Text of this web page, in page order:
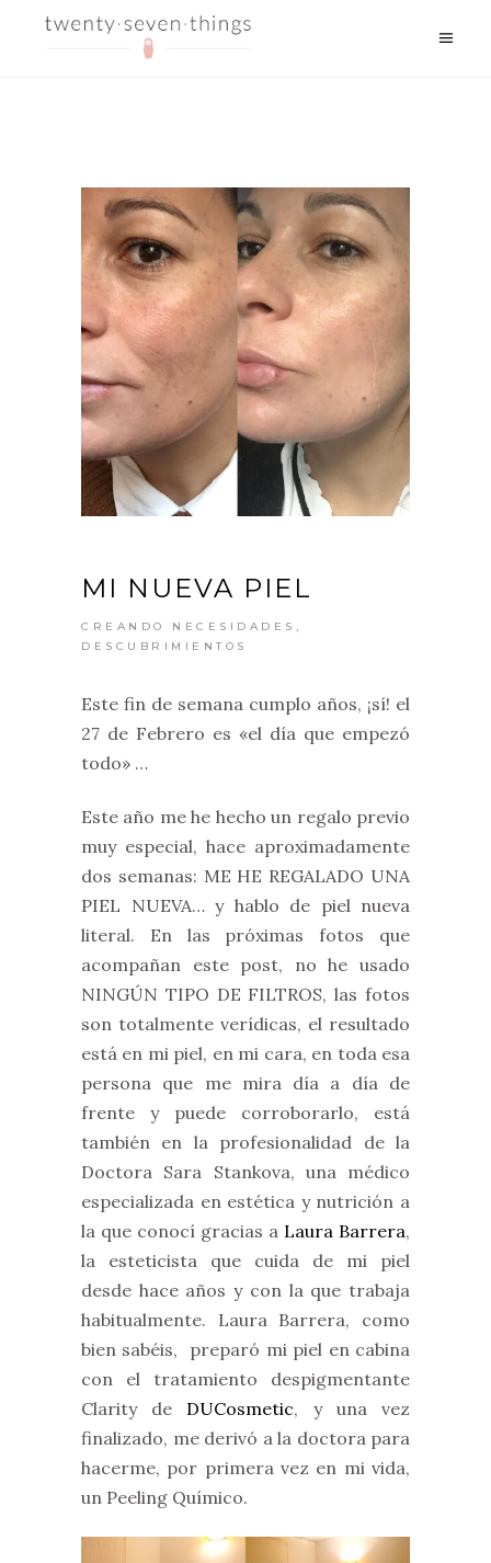
MI NUEVA PIEL
CREANDO NECESIDADES ,
DESCUBRIMIENTOS
Este fin de semana cumplo años, ¡sí! el
27 de Febrero es «el día que empezó
todo» …
Este año me he hecho un regalo previo
muy especial, hace aproximadamente
dos semanas: ME HE REGALADO UNA
PIEL NUEVA… y hablo de piel nueva
literal. En las próximas fotos que
acompañan este post, no he usado
NINGÚN TIPO DE FILTROS, las fotos
son totalmente verídicas, el resultado
está en mi piel, en mi cara, en toda esa
persona que me mira día a día de
frente y puede corroborarlo, está
también en la profesionalidad de la
Doctora Sara Stankova, una médico
especializada en estética y nutrición a
la que conocí gracias a Laura Barrera,
la esteticista que cuida de mi piel
desde hace años y con la que trabaja
habitualmente. Laura Barrera, como
bien sabéis, preparó mi piel en cabina
con el tratamiento despigmentante
Clarity de DUCosmetic, y una vez
finalizado, me derivó a la doctora para
hacerme, por primera vez en mi vida,
un Peeling Químico.